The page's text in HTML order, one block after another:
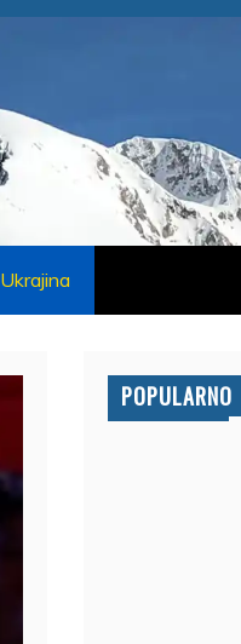
Ukrajina
POPULARNO